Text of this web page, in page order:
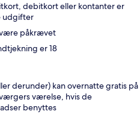
debitkort eller kontanter er
udgifter
påkrævet
er 18
derunder) kan overnatte gratis på
værelse, hvis de
benyttes